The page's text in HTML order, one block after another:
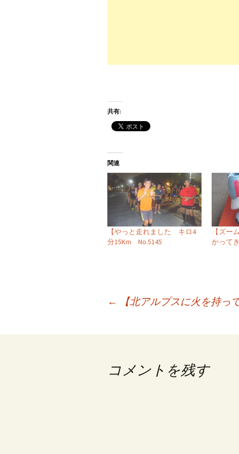
共有:
関連
【やっと走れました キロ4
分15Km No.5145
【ズー
かって
←
【北アルプスに火を持っ
コメントを残す